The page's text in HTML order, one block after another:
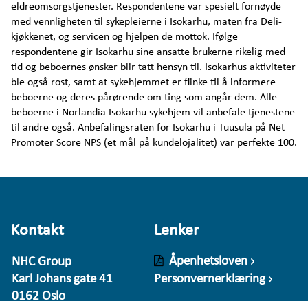
eldreomsorgstjenester. Respondentene var spesielt fornøyde
med vennligheten til sykepleierne i Isokarhu, maten fra Deli-
kjøkkenet, og servicen og hjelpen de mottok. Ifølge
respondentene gir Isokarhu sine ansatte brukerne rikelig med
tid og beboernes ønsker blir tatt hensyn til. Isokarhus aktiviteter
ble også rost, samt at sykehjemmet er flinke til å informere
beboerne og deres pårørende om ting som angår dem. Alle
beboerne i Norlandia Isokarhu sykehjem vil anbefale tjenestene
til andre også. Anbefalingsraten for Isokarhu i Tuusula på Net
Promoter Score NPS (et mål på kundelojalitet) var perfekte 100.
Kontakt
NHC Group
Karl Johans gate 41
0162 Oslo
Lenker
Åpenhetsloven
Personvernerklæring